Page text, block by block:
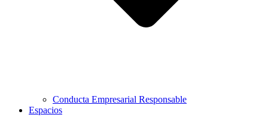
Conducta Empresarial Responsable
Espacios